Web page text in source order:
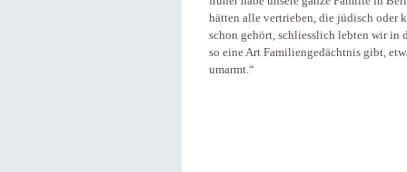
hätten alle vertrieben, die jüdisch oder
schon gehört, schliesslich lebten wir in
so eine Art Familiengedächtnis gibt,
umarmt.“